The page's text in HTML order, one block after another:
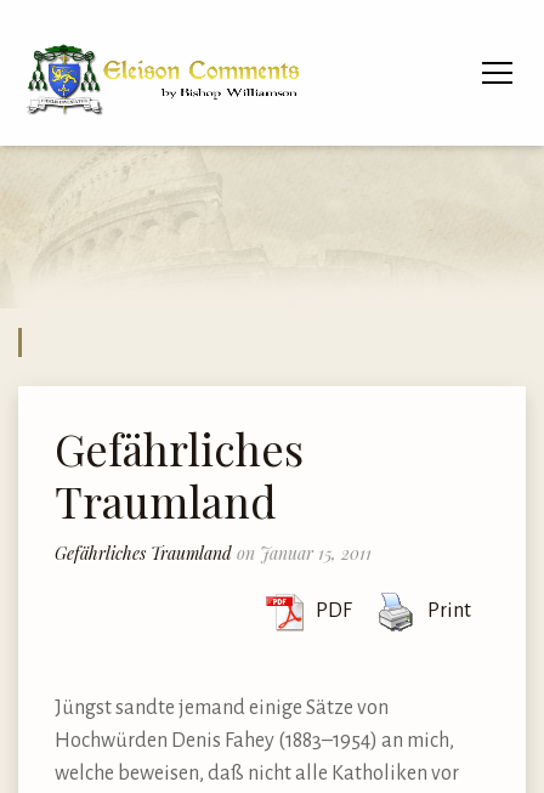
Gefährliches
Traumland
Gefährliches Traumland on Januar 15, 2011
PDF Print
Jüngst sandte jemand einige Sätze von
Hochwürden Denis Fahey (1883–1954) an mich,
welche beweisen, daß nicht alle Katholiken vor